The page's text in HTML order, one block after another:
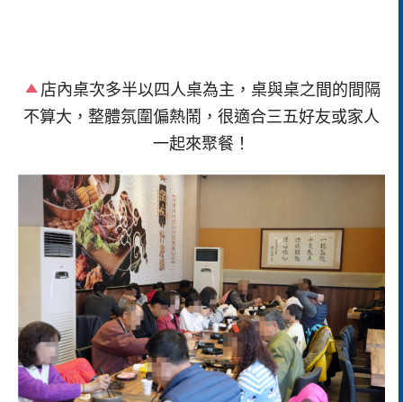
店內桌次多半以四人桌為主，桌與桌之間的間隔
不算大，整體氛圍偏熱鬧，很適合三五好友或家人
一起來聚餐！